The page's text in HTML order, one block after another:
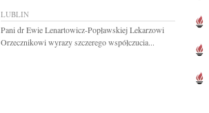
LUBLIN
Pani dr Ewie Lenartowicz-Popławskiej Lekarzowi
Orzecznikowi wyrazy szczerego współczucia...